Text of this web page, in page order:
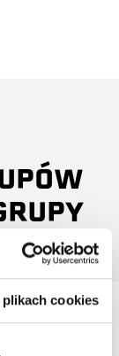
plikach cookies